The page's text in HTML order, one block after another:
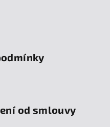
od smlouvy